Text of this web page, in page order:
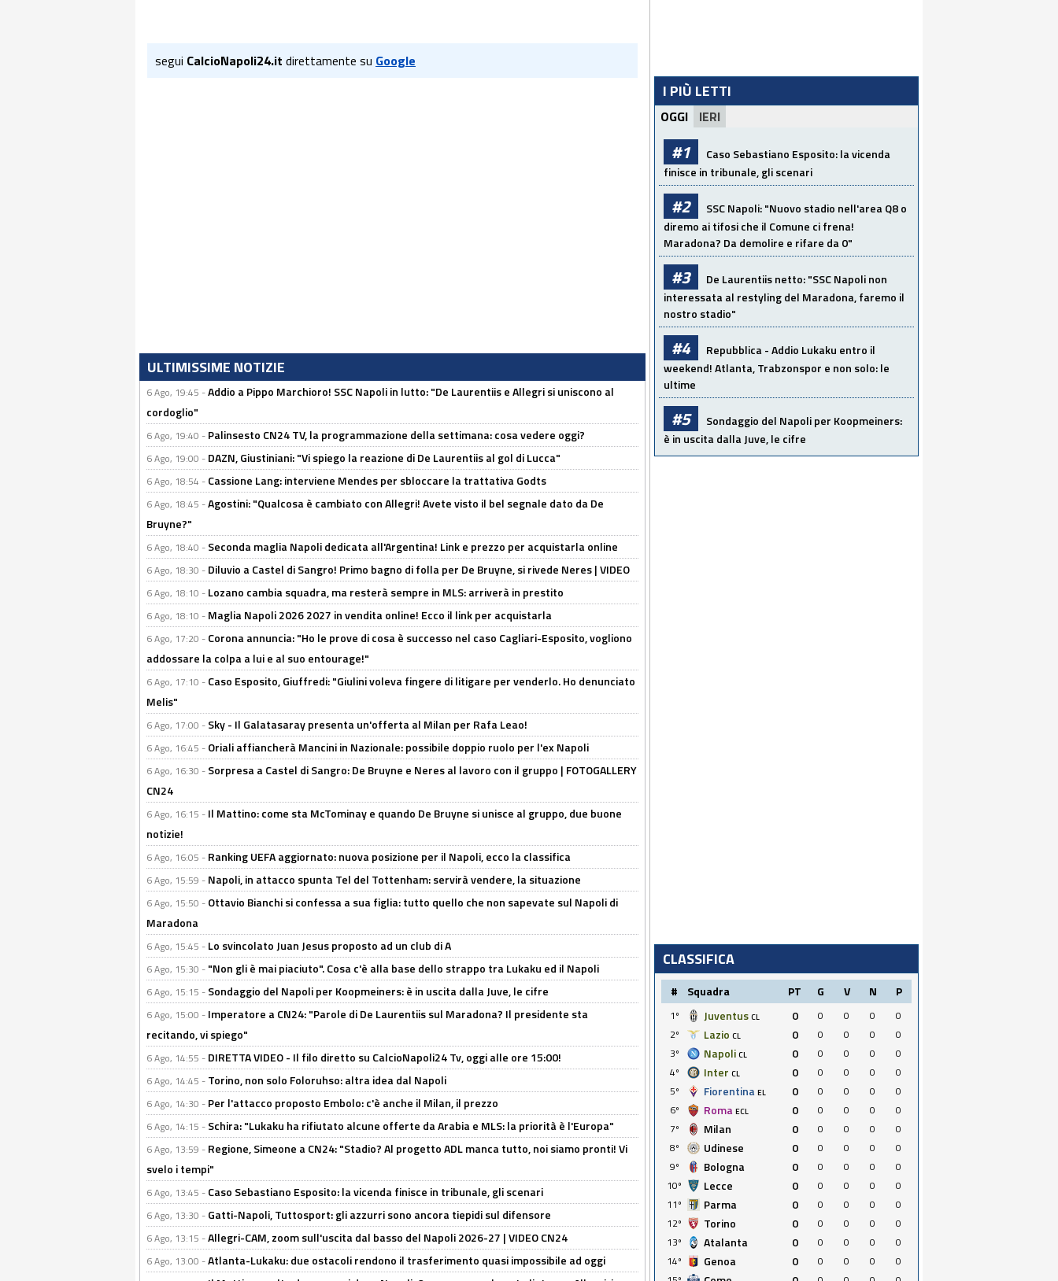
segui CalcioNapoli24.it direttamente su Google
ULTIMISSIME NOTIZIE
6 Ago, 19:45 -Addio a Pippo Marchioro! SSC Napoli in lutto: "De Laurentiis e Allegri si uniscono al
cordoglio"
6 Ago, 19:40 - Palinsesto CN24 TV, la programmazione della settimana: cosa vedere oggi?
6 Ago, 19:00 - DAZN, Giustiniani: "Vi spiego la reazione di De Laurentiis al gol di Lucca"
6 Ago, 18:54 - Cassione Lang: interviene Mendes per sbloccare la trattativa Godts
6 Ago, 18:45 -Agostini: "Qualcosa è cambiato con Allegri! Avete visto il bel segnale dato da De
Bruyne?"
6 Ago, 18:40 - Seconda maglia Napoli dedicata all'Argentina! Link e prezzo per acquistarla online
6 Ago, 18:30 - Diluvio a Castel di Sangro! Primo bagno di folla per De Bruyne, si rivede Neres | VIDEO
6 Ago, 18:10 - Lozano cambia squadra, ma resterà sempre in MLS: arriverà in prestito
6 Ago, 18:10 - Maglia Napoli 2026 2027 in vendita online! Ecco il link per acquistarla
6 Ago, 17:20 - Corona annuncia: "Ho le prove di cosa è successo nel caso Cagliari-Esposito, vogliono
addossare la colpa a lui e al suo entourage!"
6 Ago, 17:10 - Caso Esposito, Giuffredi: "Giulini voleva fingere di litigare per venderlo. Ho denunciato
Melis"
6 Ago, 17:00 - Sky - Il Galatasaray presenta un'offerta al Milan per Rafa Leao!
6 Ago, 16:45 - Oriali affiancherà Mancini in Nazionale: possibile doppio ruolo per l'ex Napoli
6 Ago, 16:30 - Sorpresa a Castel di Sangro: De Bruyne e Neres al lavoro con il gruppo | FOTOGALLERY
CN24
6 Ago, 16:15 - Il Mattino: come sta McTominay e quando De Bruyne si unisce al gruppo, due buone
notizie!
6 Ago, 16:05 - Ranking UEFA aggiornato: nuova posizione per il Napoli, ecco la classifica
6 Ago, 15:59 - Napoli, in attacco spunta Tel del Tottenham: servirà vendere, la situazione
6 Ago, 15:50 - Ottavio Bianchi si confessa a sua figlia: tutto quello che non sapevate sul Napoli di
Maradona
6 Ago, 15:45 - Lo svincolato Juan Jesus proposto ad un club di A
6 Ago, 15:30 - "Non gli è mai piaciuto". Cosa c'è alla base dello strappo tra Lukaku ed il Napoli
6 Ago, 15:15 - Sondaggio del Napoli per Koopmeiners: è in uscita dalla Juve, le cifre
6 Ago, 15:00 - Imperatore a CN24: "Parole di De Laurentiis sul Maradona? Il presidente sta
recitando, vi spiego"
6 Ago, 14:55 - DIRETTA VIDEO - Il filo diretto su CalcioNapoli24 Tv, oggi alle ore 15:00!
6 Ago, 14:45 - Torino, non solo Foloruhso: altra idea dal Napoli
6 Ago, 14:30 - Per l'attacco proposto Embolo: c'è anche il Milan, il prezzo
6 Ago, 14:15 - Schira: "Lukaku ha rifiutato alcune offerte da Arabia e MLS: la priorità è l'Europa"
6 Ago, 13:59 - Regione, Simeone a CN24: "Stadio? Al progetto ADL manca tutto, noi siamo pronti! Vi
svelo i tempi"
6 Ago, 13:45 - Caso Sebastiano Esposito: la vicenda finisce in tribunale, gli scenari
6 Ago, 13:30 - Gatti-Napoli, Tuttosport: gli azzurri sono ancora tiepidi sul difensore
6 Ago, 13:15 -Allegri-CAM, zoom sull'uscita dal basso del Napoli 2026-27 | VIDEO CN24
6 Ago, 13:00 -Atlanta-Lukaku: due ostacoli rendono il trasferimento quasi impossibile ad oggi
I PIÙ LETTI
OGGI IERI
#1
Caso Sebastiano Esposito: la vicenda
finisce in tribunale, gli scenari
#2
SSC Napoli: "Nuovo stadio nell'area Q8 o
diremo ai tifosi che il Comune ci frena!
Maradona? Da demolire e rifare da 0"
#3
De Laurentiis netto: "SSC Napoli non
interessata al restyling del Maradona, faremo il
nostro stadio"
#4
Repubblica - Addio Lukaku entro il
weekend! Atlanta, Trabzonspor e non solo: le
ultime
#5
Sondaggio del Napoli per Koopmeiners:
è in uscita dalla Juve, le cifre
CLASSIFICA
# Squadra PT G V N P
1º Juventus CL 0 0 0 0
0
2º
Lazio CL 0 0 0 0
0
3º
Napoli CL 0 0 0 0
0
4º
Inter CL 0 0 0 0
0
5º
Fiorentina EL 0 0 0 0
0
6º
Roma ECL 0 0 0 0
0
7º
Milan 0 0 0 0
0
8º
Udinese 0 0 0 0
0
9º
Bologna 0 0 0 0
0
10º
Lecce 0 0 0 0
0
11º
Parma 0 0 0 0
0
12º
Torino 0 0 0 0
0
13º
Atalanta 0 0 0 0
0
14º
Genoa 0 0 0 0
0